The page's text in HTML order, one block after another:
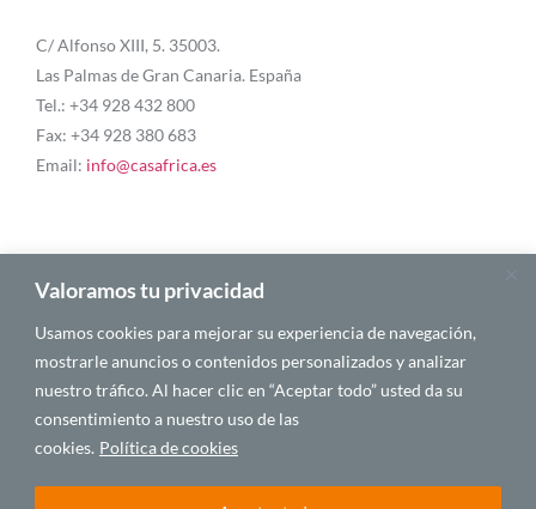
Valoramos tu privacidad
Usamos cookies para mejorar su experiencia de navegación,
mostrarle anuncios o contenidos personalizados y analizar
nuestro tráfico. Al hacer clic en “Aceptar todo” usted da su
consentimiento a nuestro uso de las
cookies. Política de cookies
C/ Alfonso XIII, 5. 35003.
Las Palmas de Gran Canaria. España
Tel.: +34 928 432 800
Fax: +34 928 380 683
Email: info@casafrica.es
Blog
About Us
Personalities
English